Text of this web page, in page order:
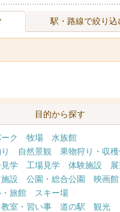
駅・路線で絞り込
目的から探す
ク 牧場
水族館
自然景観
果物狩り・収
学 工場見学 体験施設
設 公園・総合公園
映画館
旅館
スキー場
教室・習い事 道の駅
観光